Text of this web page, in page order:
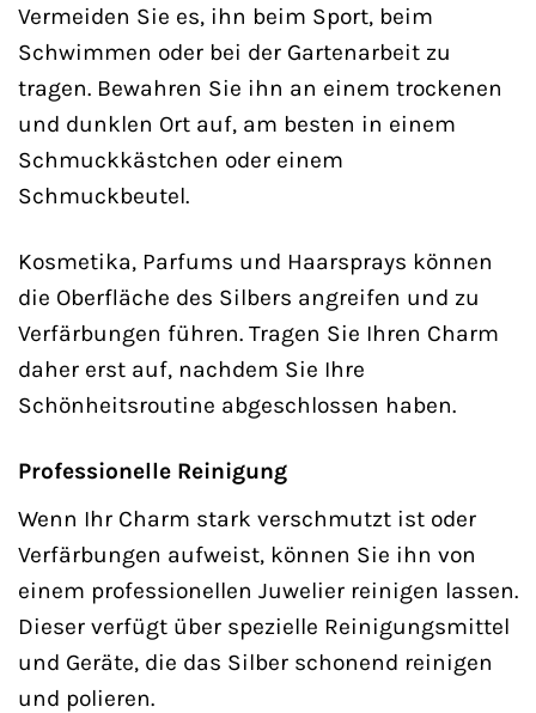
Vermeiden Sie es, ihn beim Sport, beim
Schwimmen oder bei der Gartenarbeit zu
tragen. Bewahren Sie ihn an einem trockenen
und dunklen Ort auf, am besten in einem
Schmuckkästchen oder einem
Schmuckbeutel.
Kosmetika, Parfums und Haarsprays können
die Oberfläche des Silbers angreifen und zu
Verfärbungen führen. Tragen Sie Ihren Charm
daher erst auf, nachdem Sie Ihre
Schönheitsroutine abgeschlossen haben.
Professionelle Reinigung
Wenn Ihr Charm stark verschmutzt ist oder
Verfärbungen aufweist, können Sie ihn von
einem professionellen Juwelier reinigen lassen.
Dieser verfügt über spezielle Reinigungsmittel
und Geräte, die das Silber schonend reinigen
und polieren.